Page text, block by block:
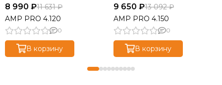
8 990 ₽11 631 ₽
AMP PRO 4.120
0
В корзину
9 650 ₽13 092 ₽
AMP PRO 4.150
0
В корзину